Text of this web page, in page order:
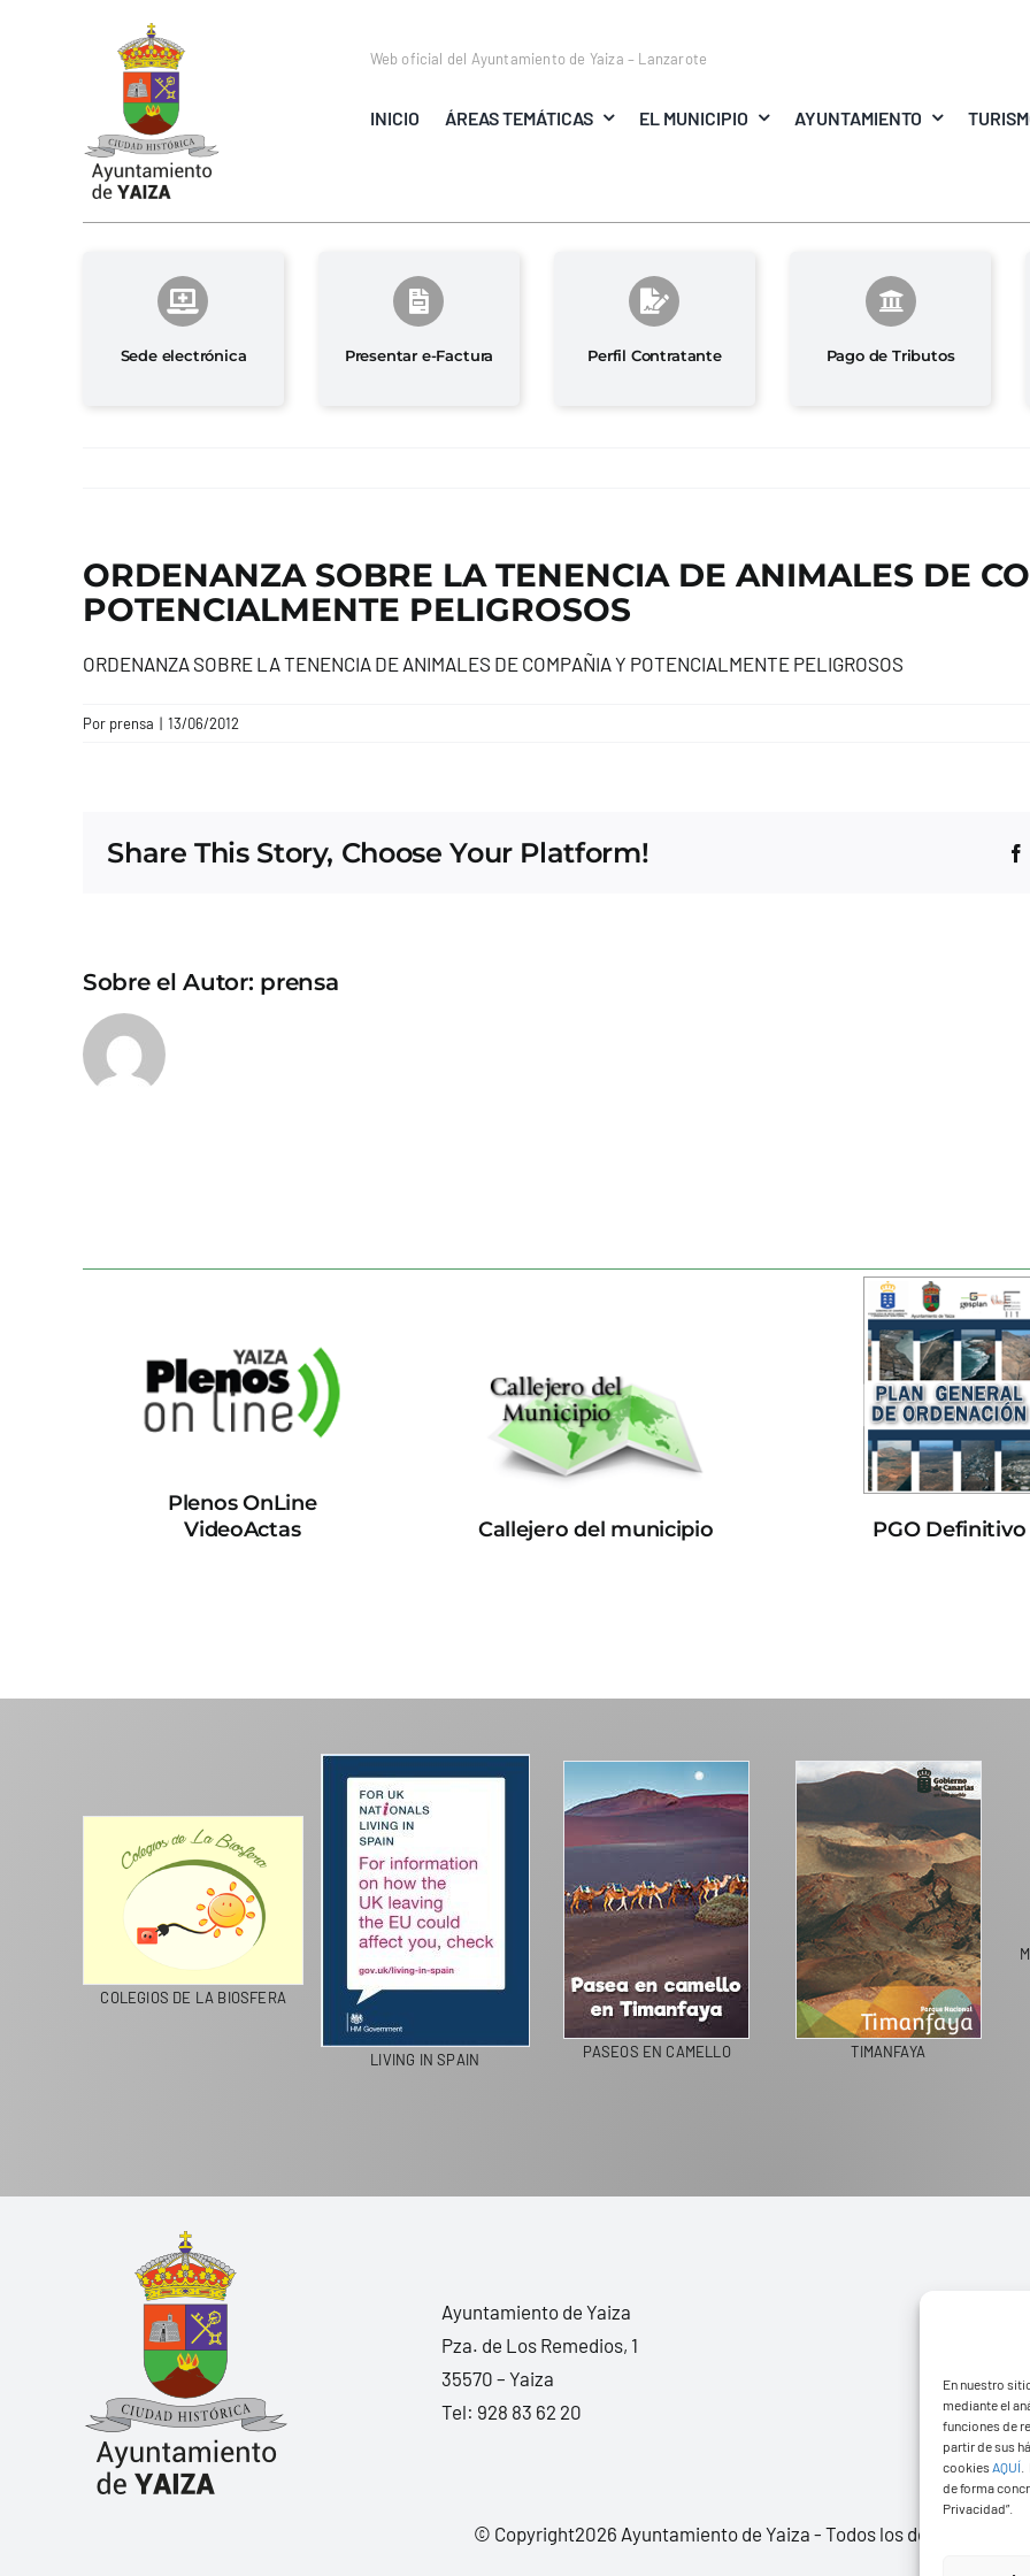
En nuestro
mediante el
funciones de
partir de sus
cookies AQUÍ
de forma
Privacidad”.
Web oficial del Ayuntamiento de Yaiza – Lanzarote
INICIO ÁREAS TEMÁTICAS EL MUNICIPIO AYUNTAMIENTO
Sede electrónica Presentar e-Factura Perfil Contratante Pago de Tributos
ORDENANZA SOBRE LA TENENCIA DE ANIMALES DE
POTENCIALMENTE PELIGROSOS
ORDENANZA SOBRE LA TENENCIA DE ANIMALES DE COMPAÑIA Y POTENCIALMENTE PELIGROSOS
Por prensa | 13/06/2012
Share This Story, Choose Your Platform!
Sobre el Autor: prensa
Plenos OnLine
VideoActas
Callejero del municipio PGO Definitivo
COLEGIOS DE LA BIOSFERA
LIVING IN SPAIN PASEOS EN CAMELLO TIMANFAYA
Ayuntamiento de Yaiza
Pza. de Los Remedios, 1
35570 – Yaiza
Tel: 928 83 62 20
© Copyright2026 Ayuntamiento de Yaiza - Todos los derechos